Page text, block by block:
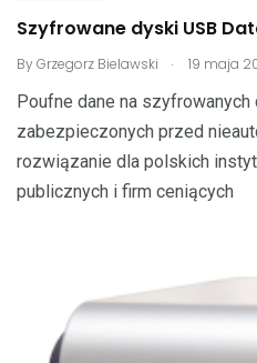
Szyfrowane dyski USB
ByGrzegorz Bielawski . 19 maja
Poufne dane na szyfrowanych
zabezpieczonych przed
rozwiązanie dla polskich
publicznych i firm ceniących